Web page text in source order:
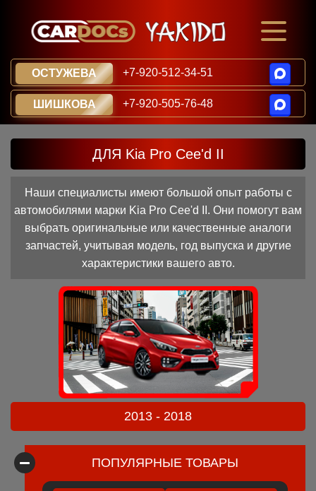
ОСТУЖЕВА +7-920-512-34-51
ШИШКОВА +7-920-505-76-48
ДЛЯ Kia Pro Cee'd II
Наши специалисты имеют большой опыт работы с
автомобилями марки Kia Pro Cee'd II. Они помогут вам
выбрать оригинальные или качественные аналоги
запчастей, учитывая модель, год выпуска и другие
характеристики вашего авто.
2013 - 2018
ПОПУЛЯРНЫЕ ТОВАРЫ